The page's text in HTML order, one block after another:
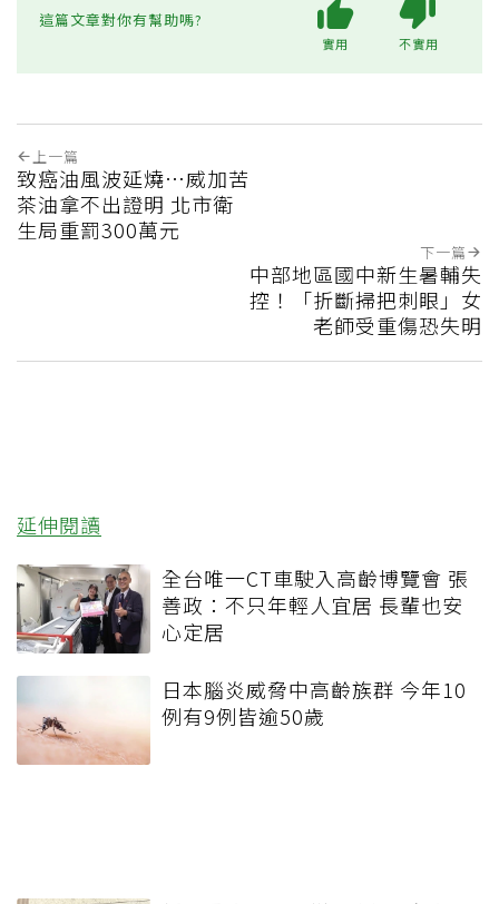
這篇文章對你有幫助嗎?
實用 不實用
上一篇
致癌油風波延燒…威加苦
茶油拿不出證明 北市衛
生局重罰300萬元
下一篇
中部地區國中新生暑輔失
控！「折斷掃把刺眼」女
老師受重傷恐失明
延伸閱讀
全台唯一CT車駛入高齡博覽會 張
善政：不只年輕人宜居 長輩也安
心定居
日本腦炎威脅中高齡族群 今年10
例有9例皆逾50歲